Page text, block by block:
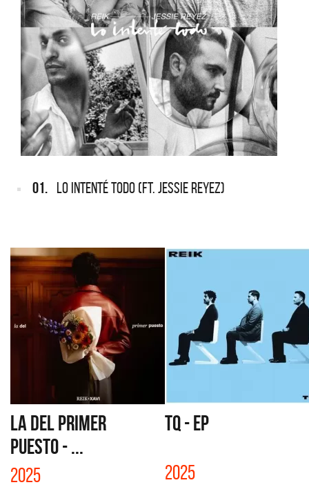
01. LO INTENTÉ TODO (FT. JESSIE REYEZ)
LA DEL PRIMER
PUESTO - ...
2025
TQ - EP
2025